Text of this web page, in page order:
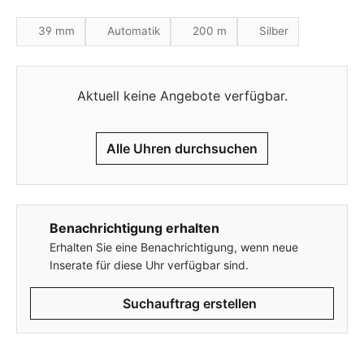
39 mm Automatik 200 m Silber
Aktuell keine Angebote verfügbar.
Alle Uhren durchsuchen
Benachrichtigung erhalten
Erhalten Sie eine Benachrichtigung, wenn neue
Inserate für diese Uhr verfügbar sind.
Suchauftrag erstellen